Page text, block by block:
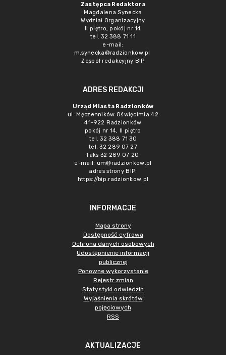
Zastępca Redaktora
Magdalena Synecka
Wydział Organizacyjny
II piętro, pokój nr 14
tel. 32 388 71 11
e-mail:
m.synecka@radzionkow.pl
Zespół redakcyjny BIP
ADRES REDAKCJI
Urząd Miasta Radzionków
ul. Męczenników Oświęcimia 42
41-922 Radzionków
pokój nr 14, II piętro
tel. 32 388 71 30
tel. 32 289 07 27
faks 32 289 07 20
e-mail: um@radzionkow.pl
adres strony BIP:
https://bip.radzionkow.pl
INFORMACJE
Mapa strony
Dostępność cyfrowa
Ochrona danych osobowych
Udostępnienie informacji
publicznej
Ponowne wykorzystanie
Rejestr zmian
Statystyki odwiedzin
Wyjaśnienia skrótów
pojęciowych
RSS
AKTUALIZACJE